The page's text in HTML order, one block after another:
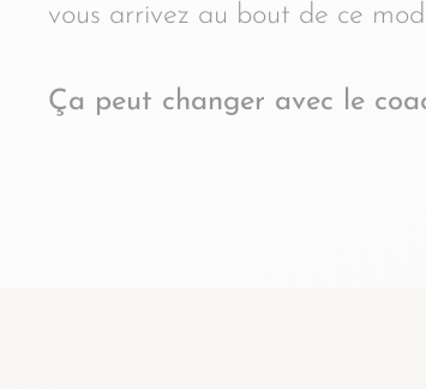
vous arrivez au bout de ce
Ça peut changer avec le